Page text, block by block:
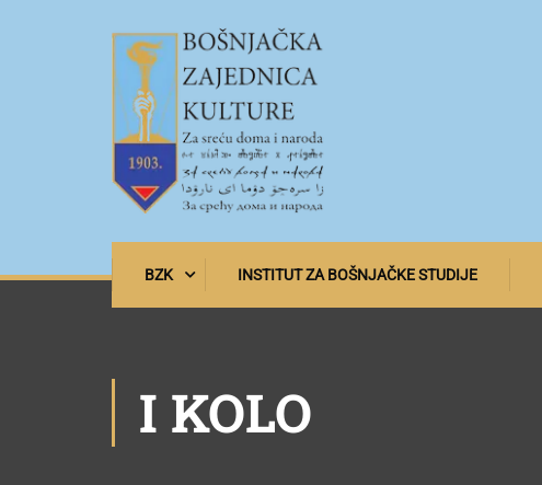
BZK INSTITUT ZA BOŠNJAČKE STUDIJE
I KOLO